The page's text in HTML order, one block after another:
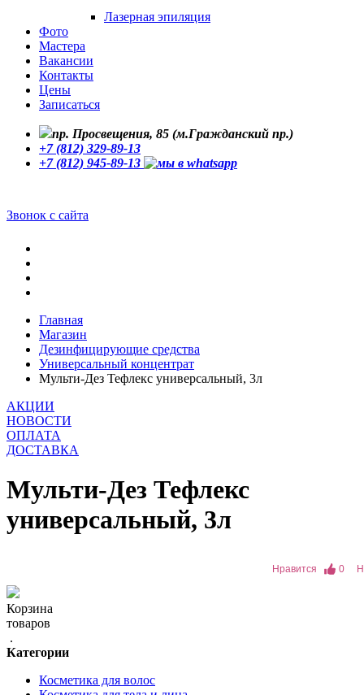
Лазерная эпиляция
Фото
Мастера
Вакансии
Контакты
Цены
Записаться
пр. Просвещения, 85 (м.Гражданский пр.)
+7 (812) 329-89-13
+7 (812) 945-89-13
Звонок с сайта
Главная
Магазин
Дезинфицирующие средства
Универсальный концентрат
Мульти-Дез Тефлекс универсальный, 3л
АКЦИИ
НОВОСТИ
ОПЛАТА
ДОСТАВКА
Мульти-Дез Тефлекс
универсальный, 3л
Нравится 0
Корзина
товаров
.
Категории
Косметика для волос